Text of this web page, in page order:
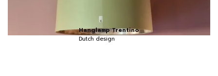
Hanglamp Trentino
Dutch design